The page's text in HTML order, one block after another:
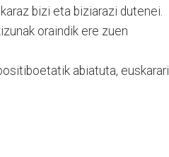
bizi eta biziarazi dutenei.
oraindik ere zuen
abiatuta, euskarari